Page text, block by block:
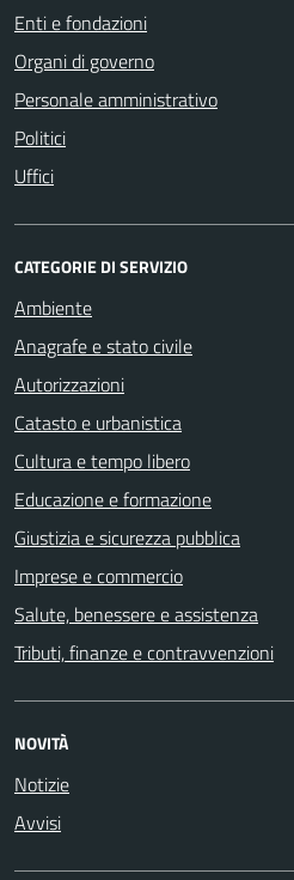
Enti e fondazioni
Organi di governo
Personale amministrativo
Politici
Uffici
CATEGORIE DI SERVIZIO
Ambiente
Anagrafe e stato civile
Autorizzazioni
Catasto e urbanistica
Cultura e tempo libero
Educazione e formazione
Giustizia e sicurezza pubblica
Imprese e commercio
Salute, benessere e assistenza
Tributi, finanze e contravvenzioni
NOVITÀ
Notizie
Avvisi